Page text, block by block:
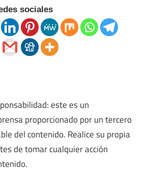
sociales
este es un
proporcionado por un tercero
del contenido. Realice su propia
de tomar cualquier acción